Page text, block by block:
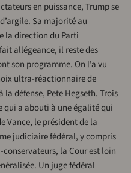
en puissance, Trump se
Sa majorité au
la direction du Parti
allégeance, il reste des
son programme. On l’a vu
ultra-réactionnaire de
défense, Pete Hegseth. Trois
a abouti à une égalité qui
Vance, le président de la
judiciaire fédéral, y compris
la Cour est loin
Un juge fédéral